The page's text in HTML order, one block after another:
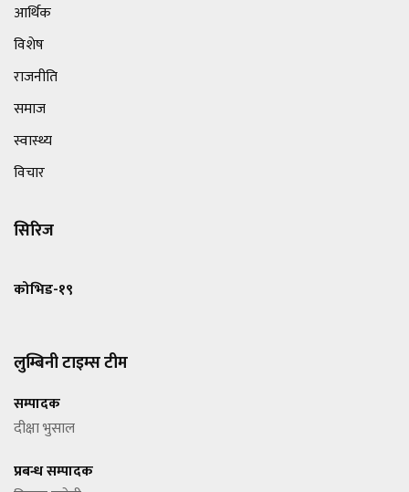
आर्थिक
विशेष
राजनीति
समाज
स्वास्थ्य
विचार
सिरिज
कोभिड-१९
लुम्बिनी टाइम्स टीम
सम्पादक
दीक्षा भुसाल
प्रबन्ध सम्पादक